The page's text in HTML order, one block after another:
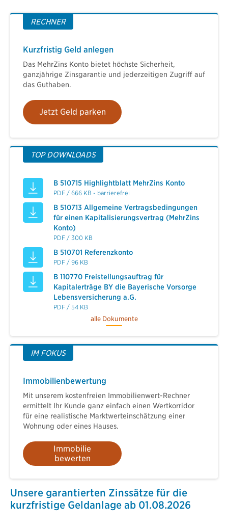
RECHNER
Kurzfristig Geld anlegen
Das MehrZins Konto bietet höchste Sicherheit,
ganzjährige Zinsgarantie und jederzeitigen Zugriff auf
das Guthaben.
Jetzt Geld parken
TOP DOWNLOADS
B 510715 Highlightblatt MehrZins Konto
PDF / 666 KB - barrierefrei
B 510713 Allgemeine Vertragsbedingungen
für einen Kapitalisierungsvertrag (MehrZins
Konto)
PDF / 300 KB
B 510701 Referenzkonto
PDF / 96 KB
B 110770 Freistellungsauftrag für
Kapitalerträge BY die Bayerische Vorsorge
Lebensversicherung a.G.
PDF / 54 KB
alle Dokumente
IM FOKUS
Immobilienbewertung
Mit unserem kostenfreien Immobilienwert-Rechner
ermittelt Ihr Kunde ganz einfach einen Wertkorridor
für eine realistische Marktwerteinschätzung einer
Wohnung oder eines Hauses.
Immobilie
bewerten
Unsere garantierten Zinssätze für die
kurzfristige Geldanlage ab 01.08.2026